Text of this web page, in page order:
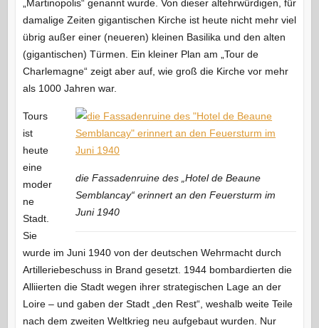
„Martinopolis“ genannt wurde. Von dieser altehrwürdigen, für
damalige Zeiten gigantischen Kirche ist heute nicht mehr viel
übrig außer einer (neueren) kleinen Basilika und den alten
(gigantischen) Türmen. Ein kleiner Plan am „Tour de
Charlemagne“ zeigt aber auf, wie groß die Kirche vor mehr
als 1000 Jahren war.
die Fassadenruine des „Hotel de Beaune
Semblancay“ erinnert an den Feuersturm im
Juni 1940
Tours
ist
heute
eine
moder
ne
Stadt.
Sie
wurde im Juni 1940 von der deutschen Wehrmacht durch
Artilleriebeschuss in Brand gesetzt. 1944 bombardierten die
Alliierten die Stadt wegen ihrer strategischen Lage an der
Loire – und gaben der Stadt „den Rest“, weshalb weite Teile
nach dem zweiten Weltkrieg neu aufgebaut wurden. Nur